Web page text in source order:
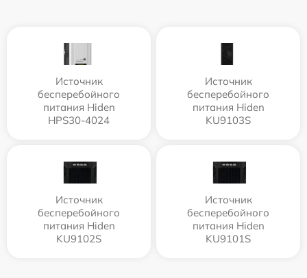
Источник
бесперебойного
питания Hiden
HPS30-4024
Источник
бесперебойного
питания Hiden
KU9103S
Источник
бесперебойного
питания Hiden
KU9102S
Источник
бесперебойного
питания Hiden
KU9101S